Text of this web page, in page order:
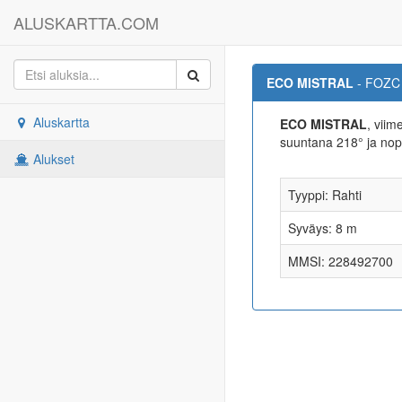
ALUSKARTTA.COM
Aluskartta
Alukset
ECO MISTRAL - FOZC
ECO MISTRAL,
suuntana 218° ja
Tyyppi: Rahti
Syväys: 8 m
MMSI: 228492700